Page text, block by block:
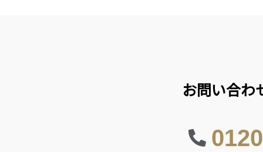
お問い合わ